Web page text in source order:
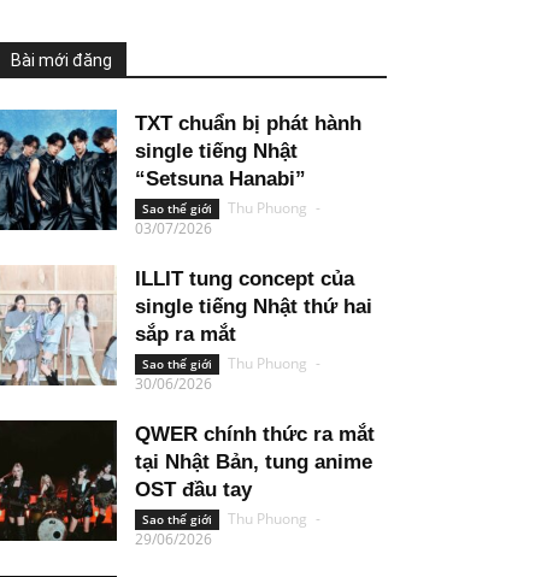
Bài mới đăng
TXT chuẩn bị phát hành
single tiếng Nhật
“Setsuna Hanabi”
Sao thế giới Thu Phuong -
03/07/2026
ILLIT tung concept của
single tiếng Nhật thứ hai
sắp ra mắt
Sao thế giới Thu Phuong -
30/06/2026
QWER chính thức ra mắt
tại Nhật Bản, tung anime
OST đầu tay
Sao thế giới Thu Phuong -
29/06/2026